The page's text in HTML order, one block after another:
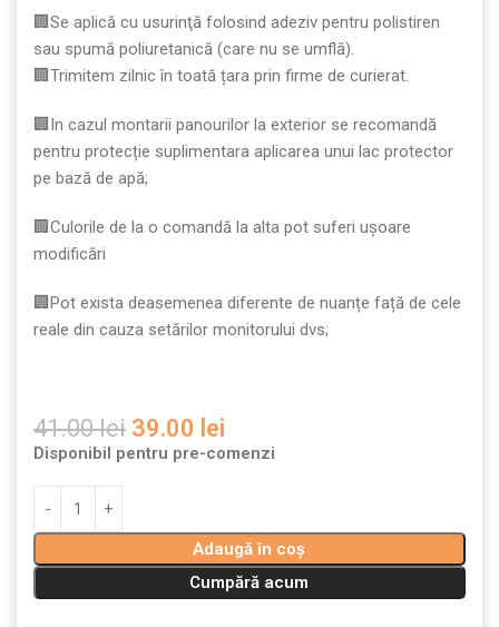
🏢Se aplică cu usurinţă folosind adeziv pentru polistiren
sau spumă poliuretanică (care nu se umflă).
🏢Trimitem zilnic în toată țara prin firme de curierat.
🏢In cazul montarii panourilor la exterior se recomandă
pentru protecție suplimentara aplicarea unui lac protector
pe bază de apă;
🏢Culorile de la o comandă la alta pot suferi ușoare
modificări
🏢Pot exista deasemenea diferente de nuanțe față de cele
reale din cauza setărilor monitorului dvs;
41.00lei 39.00 lei
Disponibil pentru pre-comenzi
Adaugă în coș
Cumpără acum